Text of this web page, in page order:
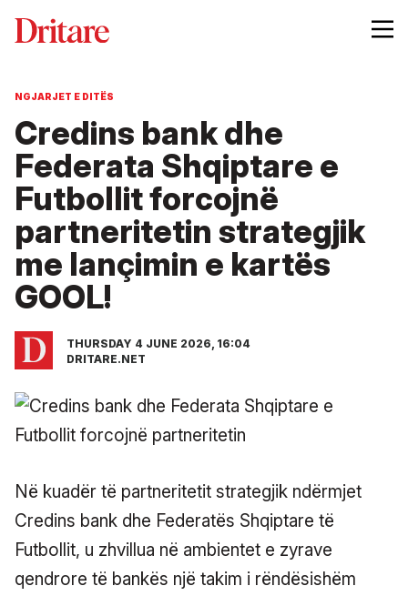
NGJARJET E DITËS
Credins bank dhe
Federata Shqiptare e
Futbollit forcojnë
partneritetin strategjik
me lançimin e kartës
GOOL!
THURSDAY 4 JUNE 2026, 16:04
DRITARE.NET
Në kuadër të partneritetit strategjik ndërmjet
Credins bank dhe Federatës Shqiptare të
Futbollit, u zhvillua në ambientet e zyrave
qendrore të bankës një takim i rëndësishëm